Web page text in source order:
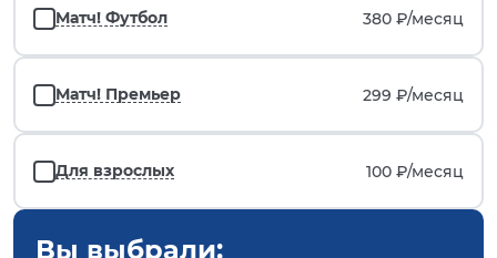
Матч! Футбол 380 ₽/месяц
Матч! Премьер 299 ₽/месяц
Для взрослых 100 ₽/месяц
Вы выбрали: